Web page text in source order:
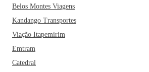
Belos Montes Viagens
Kandango Transportes
Viação Itapemirim
Emtram
Catedral